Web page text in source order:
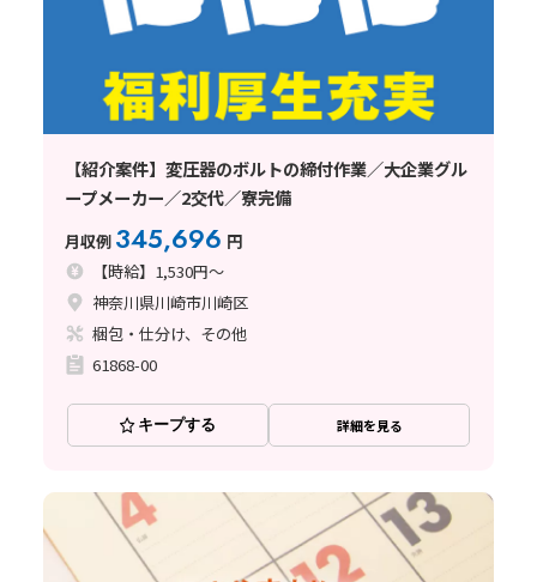
【紹介案件】変圧器のボルトの締付作業／大企業グル
ープメーカー／2交代／寮完備
月収例 345,696 円
【時給】1,530円～
神奈川県川崎市川崎区
梱包・仕分け、その他
61868-00
キープする 詳細を見る